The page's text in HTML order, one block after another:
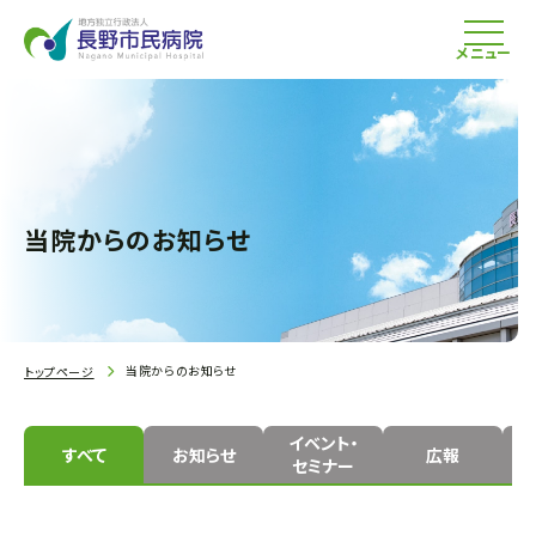
メニュー
当院からのお知らせ
トップページ 当院からのお知らせ
すべて お知らせ
イベント・
セミナー
広報